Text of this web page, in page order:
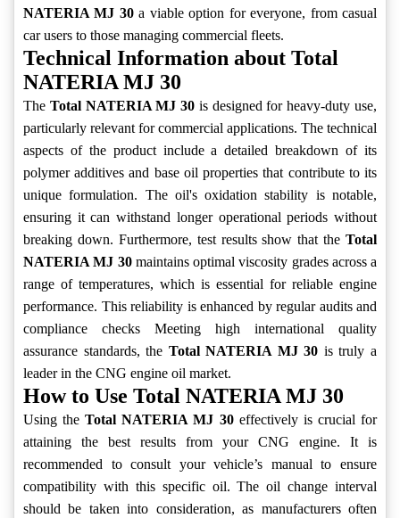
NATERIA MJ 30a viable option for everyone, from casual
car users to those managing commercial fleets.
Technical Information about Total
NATERIA MJ 30
The Total NATERIA MJ 30 is designed for heavy-duty use,
particularly relevant for commercial applications. The technical
aspects of the product include a detailed breakdown of its
polymer additives and base oil properties that contribute to its
unique formulation. The oil's oxidation stability is notable,
ensuring it can withstand longer operational periods without
breaking down. Furthermore, test results show that the Total
NATERIA MJ 30maintains optimal viscosity grades across a
range of temperatures, which is essential for reliable engine
performance. This reliability is enhanced by regular audits and
compliance checks Meeting high international quality
assurance standards, the Total NATERIA MJ 30 is truly a
leader in the CNG engine oil market.
How to Use Total NATERIA MJ 30
Using theTotal NATERIA MJ 30effectively is crucial for
attaining the best results from your CNG engine. It is
recommended to consult your vehicle’s manual to ensure
compatibility with this specific oil. The oil change interval
should be taken into consideration, as manufacturers often